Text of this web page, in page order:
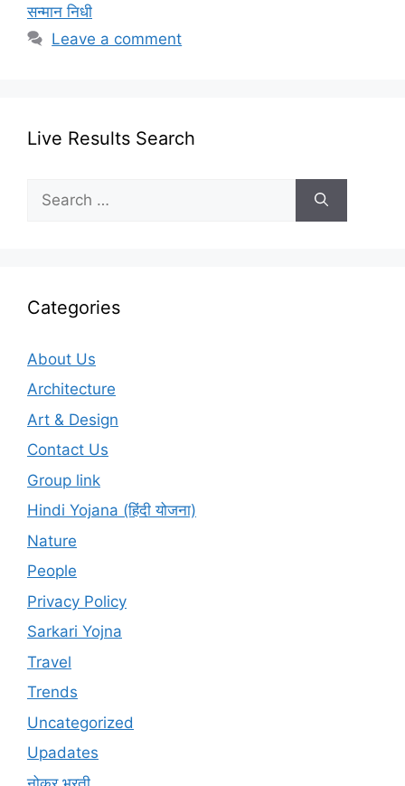
सन्मान निधी
Leave a comment
Live Results Search
for:
Categories
About Us
Architecture
Art & Design
Contact Us
Group link
Hindi Yojana (हिंदी योजना)
Nature
People
Privacy Policy
Sarkari Yojna
Travel
Trends
Uncategorized
Upadates